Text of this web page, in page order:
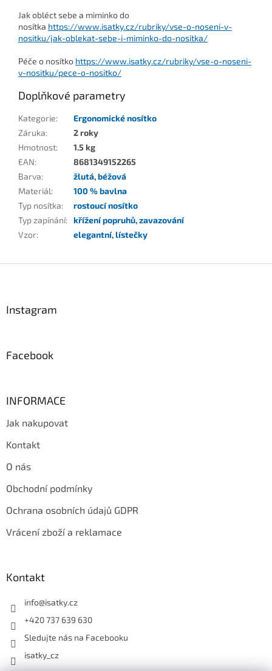
Jak obléct sebe a miminko do
nosítka https://www.isatky.cz/rubriky/vse-o-noseni-v-
nositku/jak-oblekat-sebe-i-miminko-do-nositka/
Péče o nosítko https://www.isatky.cz/rubriky/vse-o-noseni-
v-nositku/pece-o-nositko/
Doplňkové parametry
Kategorie:
Ergonomické nosítko
Záruka:
2 roky
Hmotnost:
1.5 kg
EAN:
8681349152265
Barva: žlutá,béžová
Materiál:
100 % bavlna
Typ nosítka:
rostoucí nosítko
Typ zapínání: křížení popruhů,zavazování
Vzor: elegantní,lístečky
Instagram
Facebook
INFORMACE
Jak nakupovat
Kontakt
O nás
Obchodní podmínky
Ochrana osobních údajů GDPR
Vrácení zboží a reklamace
Kontakt
info@isatky.cz
+420 737 639 630
Sledujte nás na Facebooku
isatky_cz